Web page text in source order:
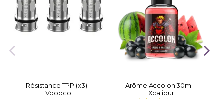
Résistance TPP (x3) -
Voopoo
Arôme Accolon 30ml -
Xcalibur